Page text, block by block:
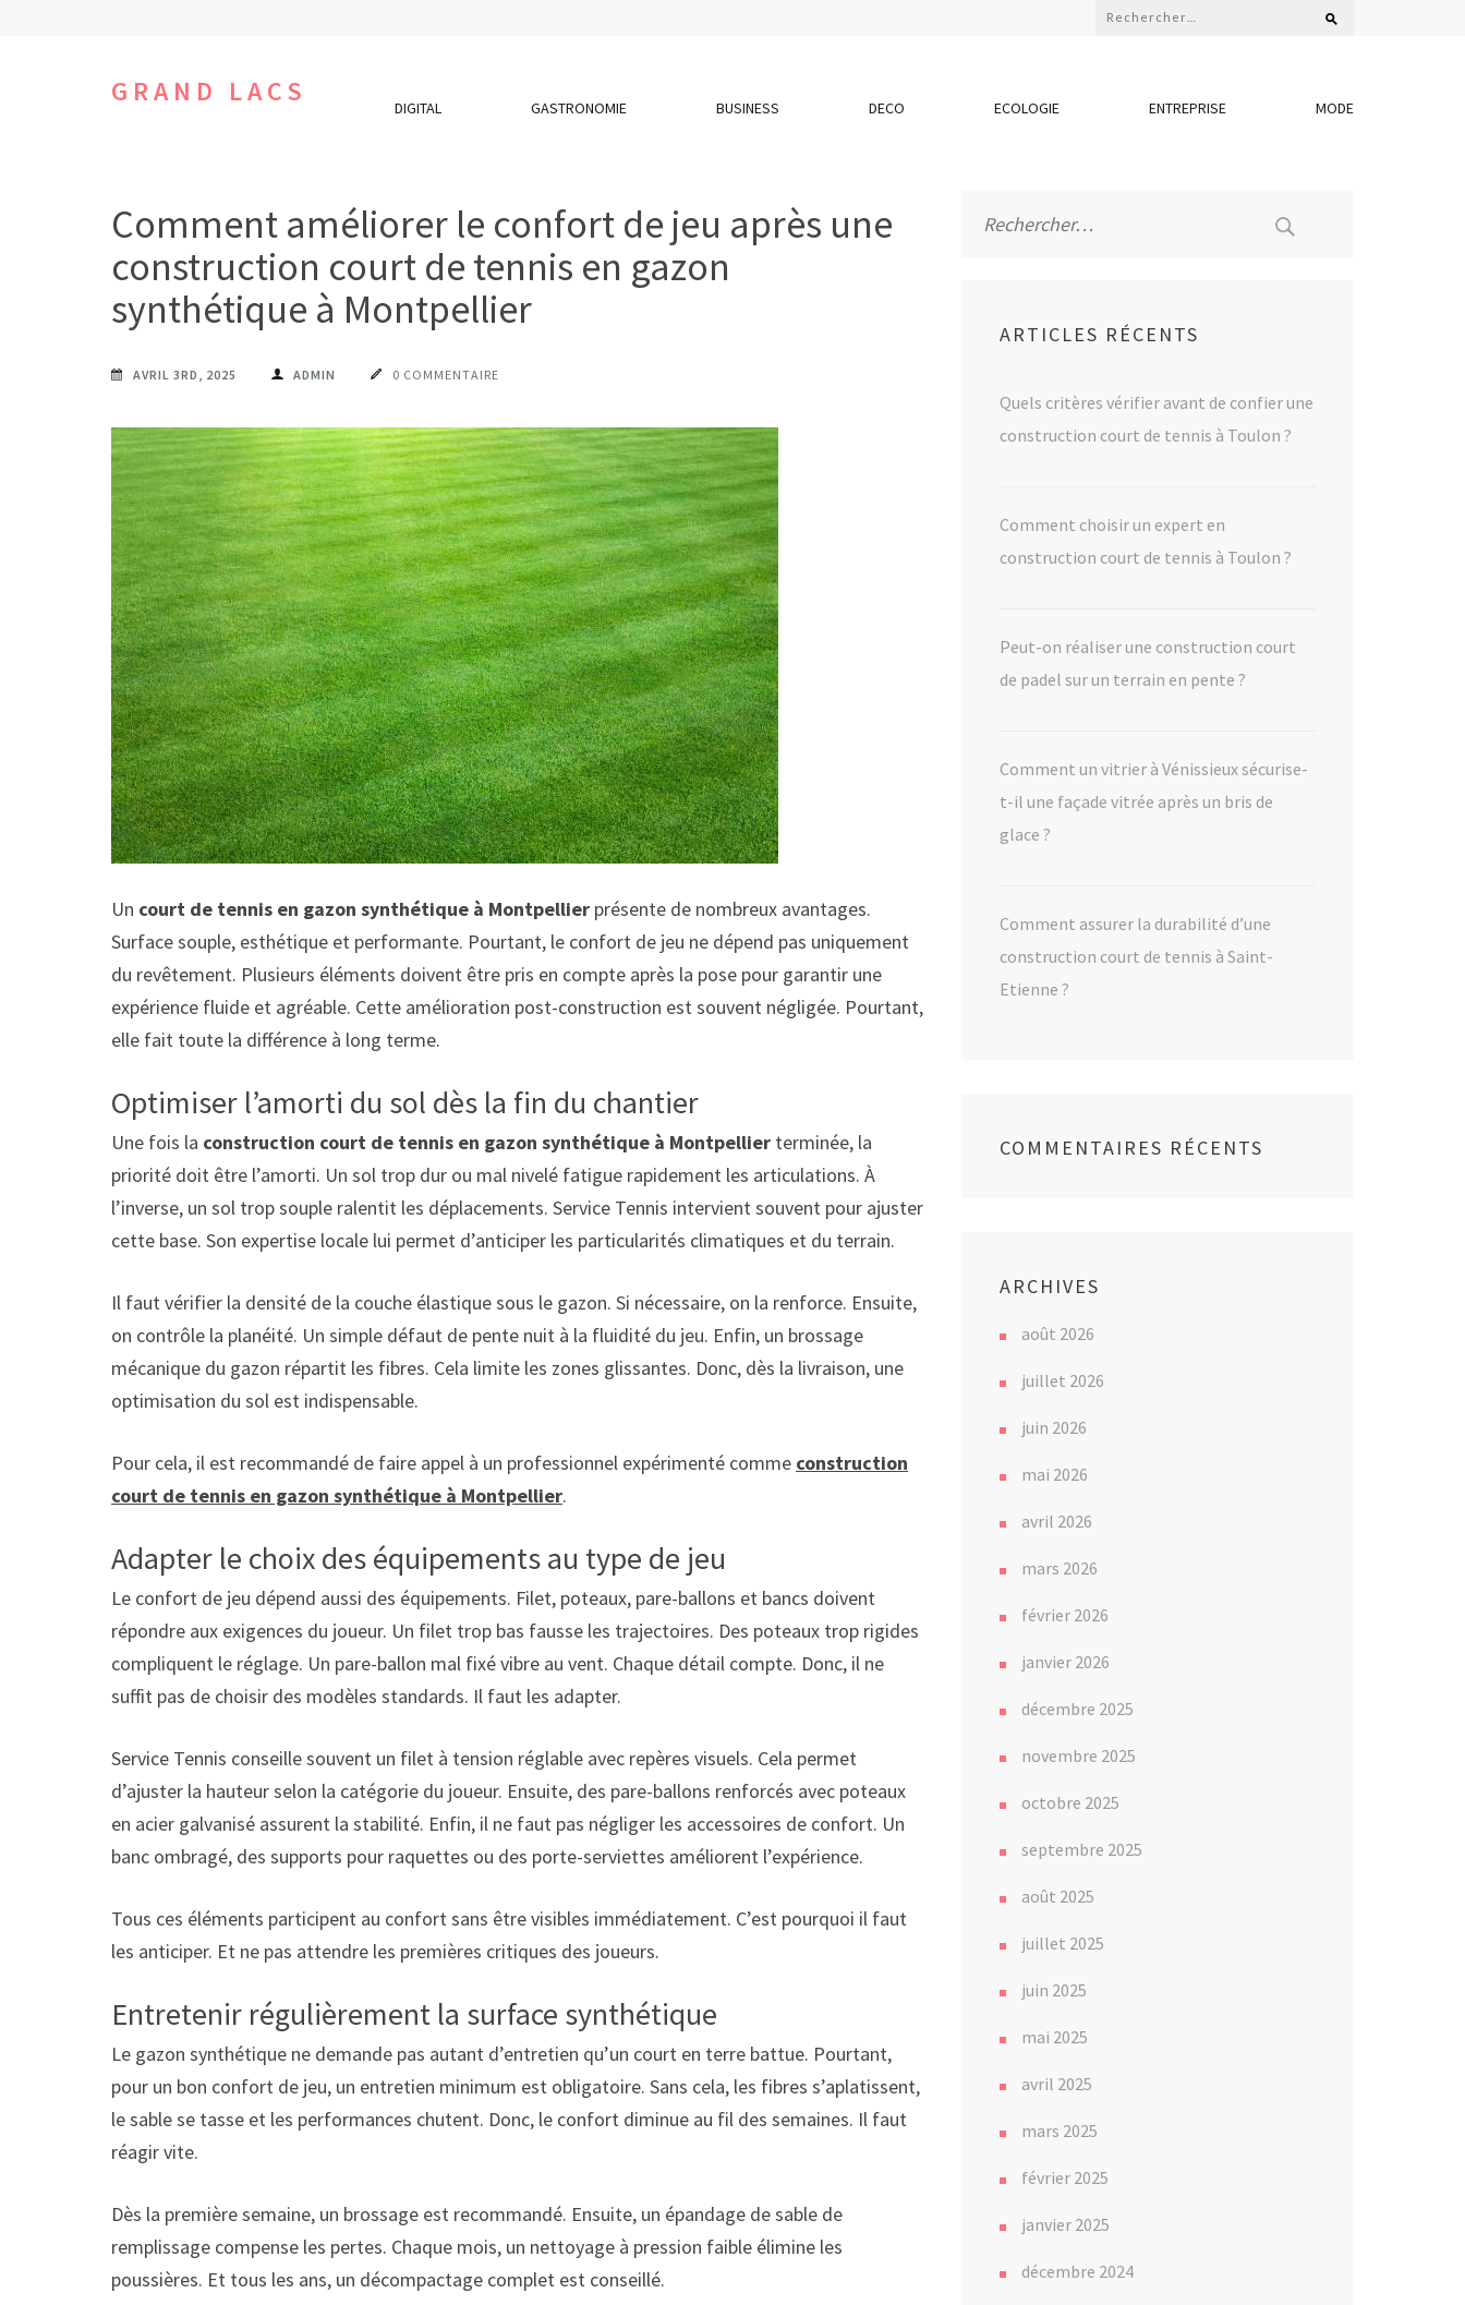
Rechercher :
GRAND LACS DIGITAL GASTRONOMIE BUSINESS DECO ECOLOGIE ENTREPRISE MODE
Comment améliorer le confort de jeu après une
construction court de tennis en gazon
synthétique à Montpellier
AVRIL 3RD, 2025 ADMIN 0 COMMENTAIRE
Un court de tennis en gazon synthétique à Montpellier présente de nombreux avantages.
Surface souple, esthétique et performante. Pourtant, le confort de jeu ne dépend pas uniquement
du revêtement. Plusieurs éléments doivent être pris en compte après la pose pour garantir une
expérience fluide et agréable. Cette amélioration post-construction est souvent négligée. Pourtant,
elle fait toute la différence à long terme.
Optimiser l’amorti du sol dès la fin du chantier
Une fois la construction court de tennis en gazon synthétique à Montpellier terminée, la
priorité doit être l’amorti. Un sol trop dur ou mal nivelé fatigue rapidement les articulations. À
l’inverse, un sol trop souple ralentit les déplacements. Service Tennis intervient souvent pour ajuster
cette base. Son expertise locale lui permet d’anticiper les particularités climatiques et du terrain.
Il faut vérifier la densité de la couche élastique sous le gazon. Si nécessaire, on la renforce. Ensuite,
on contrôle la planéité. Un simple défaut de pente nuit à la fluidité du jeu. Enfin, un brossage
mécanique du gazon répartit les fibres. Cela limite les zones glissantes. Donc, dès la livraison, une
optimisation du sol est indispensable.
Pour cela, il est recommandé de faire appel à un professionnel expérimenté comme construction
court de tennis en gazon synthétique à Montpellier.
Adapter le choix des équipements au type de jeu
Le confort de jeu dépend aussi des équipements. Filet, poteaux, pare-ballons et bancs doivent
répondre aux exigences du joueur. Un filet trop bas fausse les trajectoires. Des poteaux trop rigides
compliquent le réglage. Un pare-ballon mal fixé vibre au vent. Chaque détail compte. Donc, il ne
suffit pas de choisir des modèles standards. Il faut les adapter.
Service Tennis conseille souvent un filet à tension réglable avec repères visuels. Cela permet
d’ajuster la hauteur selon la catégorie du joueur. Ensuite, des pare-ballons renforcés avec poteaux
en acier galvanisé assurent la stabilité. Enfin, il ne faut pas négliger les accessoires de confort. Un
banc ombragé, des supports pour raquettes ou des porte-serviettes améliorent l’expérience.
Tous ces éléments participent au confort sans être visibles immédiatement. C’est pourquoi il faut
les anticiper. Et ne pas attendre les premières critiques des joueurs.
Entretenir régulièrement la surface synthétique
Le gazon synthétique ne demande pas autant d’entretien qu’un court en terre battue. Pourtant,
pour un bon confort de jeu, un entretien minimum est obligatoire. Sans cela, les fibres s’aplatissent,
le sable se tasse et les performances chutent. Donc, le confort diminue au fil des semaines. Il faut
réagir vite.
Dès la première semaine, un brossage est recommandé. Ensuite, un épandage de sable de
remplissage compense les pertes. Chaque mois, un nettoyage à pression faible élimine les
poussières. Et tous les ans, un décompactage complet est conseillé.
ARTICLES RÉCENTS
Quels critères vérifier avant de confier une
construction court de tennis à Toulon ?
Comment choisir un expert en
construction court de tennis à Toulon ?
Peut-on réaliser une construction court
de padel sur un terrain en pente ?
Comment un vitrier à Vénissieux sécurise-
t-il une façade vitrée après un bris de
glace ?
Comment assurer la durabilité d’une
construction court de tennis à Saint-
Etienne ?
COMMENTAIRES RÉCENTS
ARCHIVES
août 2026
juillet 2026
juin 2026
mai 2026
avril 2026
mars 2026
février 2026
janvier 2026
décembre 2025
novembre 2025
octobre 2025
septembre 2025
août 2025
juillet 2025
juin 2025
mai 2025
avril 2025
mars 2025
février 2025
janvier 2025
décembre 2024